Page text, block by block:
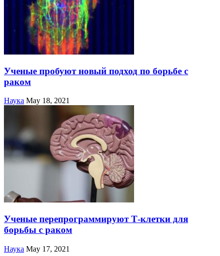
Ученые пробуют новый подход по борьбе с
раком
Наука May 18, 2021
Ученые перепрограммируют Т-клетки для
борьбы с раком
Наука May 17, 2021